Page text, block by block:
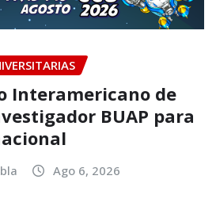
Interamericano de
BUAP para
Ago 6, 2026